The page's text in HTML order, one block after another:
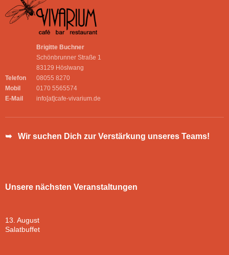
Brigitte Buchner
Schönbrunner Straße 1
83129 Höslwang
Telefon
08055 8270
Mobil
0170 5565574
E-Mail
info[at]cafe-vivarium.de
➥ Wir suchen Dich zur Verstärkung unseres Teams!
Unsere nächsten Veranstaltungen
13. August
Salatbuffet